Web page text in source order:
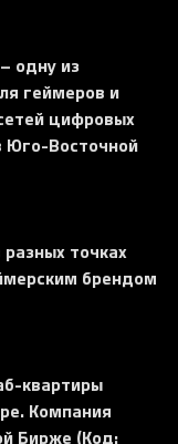
одну из
геймеров и
цифровых
Юго-Восточной
точках
брендом
квартиры
Компания
Бирже (Код: